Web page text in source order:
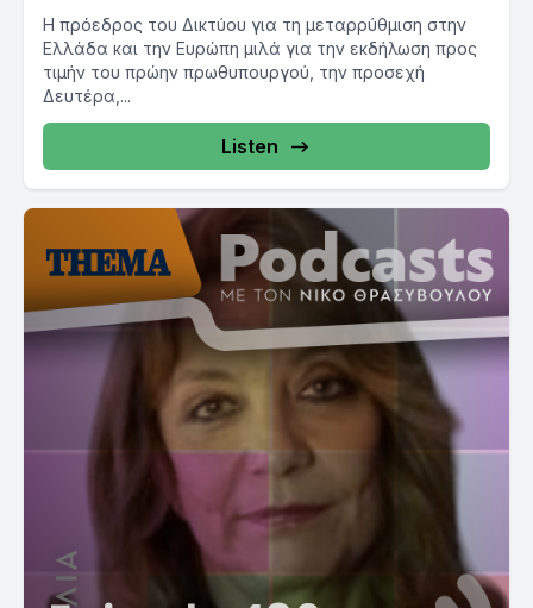
Η πρόεδρος του Δικτύου για τη μεταρρύθμιση στην
Ελλάδα και την Ευρώπη μιλά για την εκδήλωση προς
τιμήν του πρώην πρωθυπουργού, την προσεχή
Δευτέρα,...
Listen